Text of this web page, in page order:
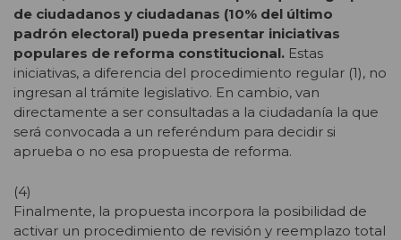
de ciudadanos y ciudadanas (10% del último
padrón electoral) pueda presentar iniciativas
populares de reforma constitucional. Estas
iniciativas, a diferencia del procedimiento regular (1), no
ingresan al trámite legislativo. En cambio, van
directamente a ser consultadas a la ciudadanía la que
será convocada a un referéndum para decidir si
aprueba o no esa propuesta de reforma.
(4)
Finalmente, la propuesta incorpora la posibilidad de
activar un procedimiento de revisión y reemplazo total